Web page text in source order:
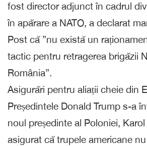
fost director adjunct în cadrul
în apărare a NATO, a declarat
Post că ”nu există un
tactic pentru retragerea brigăzii
România”.
Asigurări pentru aliații cheie din
Președintele Donald Trump s-a
noul președinte al Poloniei,
asigurat că trupele americane